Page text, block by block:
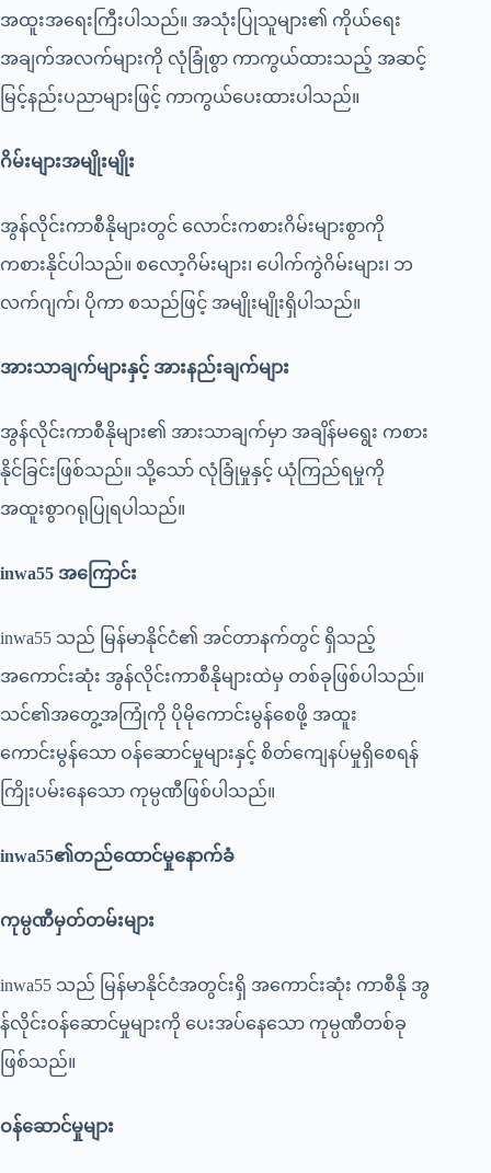
အထူးအရေးကြီးပါသည်။ အသုံးပြုသူများ၏ ကိုယ်ရေး
အချက်အလက်များကို လုံခြုံစွာ ကာကွယ်ထားသည့် အဆင့်
မြင့်နည်းပညာများဖြင့် ကာကွယ်ပေးထားပါသည်။
ဂိမ်းများအမျိုးမျိုး
အွန်လိုင်းကာစီနိုများတွင် လောင်းကစားဂိမ်းများစွာကို
ကစားနိုင်ပါသည်။ စလော့ဂိမ်းများ၊ ပေါက်ကွဲဂိမ်းများ၊ ဘ
လက်ဂျက်၊ ပိုကာ စသည်ဖြင့် အမျိုးမျိုးရှိပါသည်။
အားသာချက်များနှင့် အားနည်းချက်များ
အွန်လိုင်းကာစီနိုများ၏ အားသာချက်မှာ အချိန်မရွေး ကစား
နိုင်ခြင်းဖြစ်သည်။ သို့သော် လုံခြုံမှုနှင့် ယုံကြည်ရမှုကို
အထူးစွာဂရုပြုရပါသည်။
inwa55 အကြောင်း
inwa55 သည် မြန်မာနိုင်ငံ၏ အင်တာနက်တွင် ရှိသည့်
အကောင်းဆုံး အွန်လိုင်းကာစီနိုများထဲမှ တစ်ခုဖြစ်ပါသည်။
သင်၏အတွေ့အကြုံကို ပိုမိုကောင်းမွန်စေဖို့ အထူး
ကောင်းမွန်သော ဝန်ဆောင်မှုများနှင့် စိတ်ကျေနပ်မှုရှိစေရန်
ကြိုးပမ်းနေသော ကုမ္ပဏီဖြစ်ပါသည်။
inwa55၏တည်ထောင်မှုနောက်ခံ
ကုမ္ပဏီမှတ်တမ်းများ
inwa55 သည် မြန်မာနိုင်ငံအတွင်းရှိ အကောင်းဆုံး ကာစီနို အွ
န်လိုင်းဝန်ဆောင်မှုများကို ပေးအပ်နေသော ကုမ္ပဏီတစ်ခု
ဖြစ်သည်။
ဝန်ဆောင်မှုများ